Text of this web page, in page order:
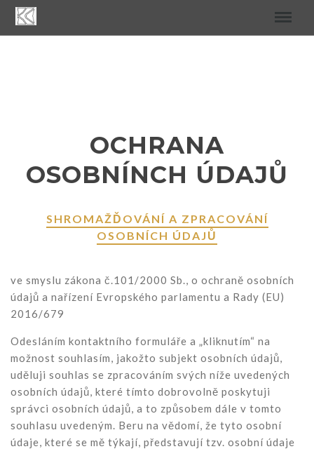
OCHRANA
OSOBNÍNCH ÚDAJŮ
SHROMAŽĎOVÁNÍ A ZPRACOVÁNÍ
OSOBNÍCH ÚDAJŮ
ve smyslu zákona č.101/2000 Sb., o ochraně osobních
údajů a nařízení Evropského parlamentu a Rady (EU)
2016/679
Odesláním kontaktního formuláře a „kliknutím“ na
možnost souhlasím, jakožto subjekt osobních údajů,
uděluji souhlas se zpracováním svých níže uvedených
osobních údajů, které tímto dobrovolně poskytuji
správci osobních údajů, a to způsobem dále v tomto
souhlasu uvedeným. Beru na vědomí, že tyto osobní
údaje, které se mě týkají, představují tzv. osobní údaje